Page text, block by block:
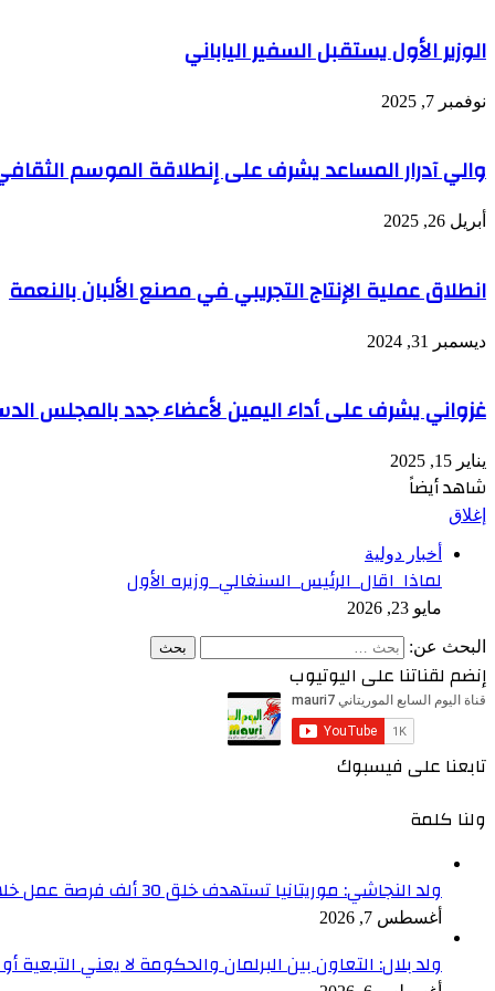
الوزير الأول يستقبل السفير الياباني
نوفمبر 7, 2025
والي آدرار المساعد يشرف على إنطلاقة الموسم
أبريل 26, 2025
انطلاق عملية الإنتاج التجريبي في مصنع الألبان بالنعمة
ديسمبر 31, 2024
غزواني يشرف على أداء اليمين لأعضاء جدد بالمجلس
يناير 15, 2025
شاهد أيضاً
إغلاق
أخبار دولية
لماذا اقال الرئيس السنغالي وزيره الأول
مايو 23, 2026
البحث عن:
إنضم لقناتنا على اليوتيوب
تابعنا على فيسبوك
ولنا كلمة
ولد النجاشي: موريتانيا تستهدف خلق 30 ألف فرصة عمل خلال عامين
أغسطس 7, 2026
ولد بلال: التعاون بين البرلمان والحكومة لا يعني التبعية